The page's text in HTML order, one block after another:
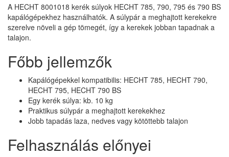
A HECHT 8001018 kerék súlyok HECHT 785, 790, 795 és 790 BS
kapálógépekhez használhatók. A súlypár a meghajtott kerekekre
szerelve növeli a gép tömegét, így a kerekek jobban tapadnak a
talajon.
Főbb jellemzők
Kapálógépekkel kompatibilis: HECHT 785, HECHT 790,
HECHT 795, HECHT 790 BS
Egy kerék súlya: kb. 10 kg
Praktikus súlypár a meghajtott kerekekhez
Jobb tapadás laza, nedves vagy kötöttebb talajon
Felhasználás előnyei